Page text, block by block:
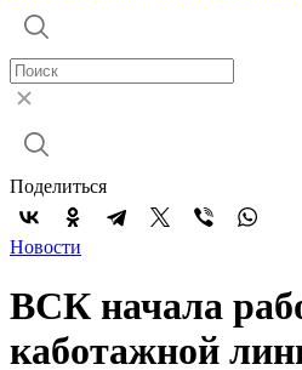
Поделиться
Новости
ВСК начала
каботажной